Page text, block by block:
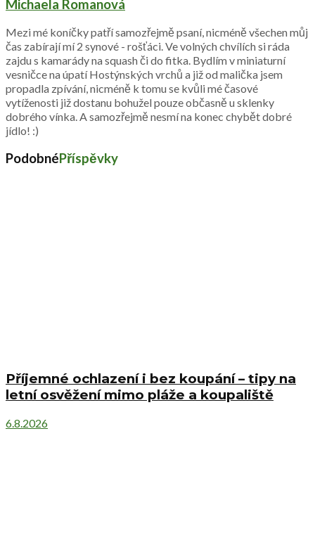
Michaela Romanová
Mezi mé koníčky patří samozřejmě psaní, nicméně všechen můj
čas zabírají mí 2 synové - rošťáci. Ve volných chvílích si ráda
zajdu s kamarády na squash či do fitka. Bydlím v miniaturní
vesničce na úpatí Hostýnských vrchů a již od malička jsem
propadla zpívání, nicméně k tomu se kvůli mé časové
vytíženosti již dostanu bohužel pouze občasně u sklenky
dobrého vínka. A samozřejmě nesmí na konec chybět dobré
jídlo! :)
PodobnéPříspěvky
Příjemné ochlazení i bez koupání – tipy na
letní osvěžení mimo pláže a koupaliště
6.8.2026